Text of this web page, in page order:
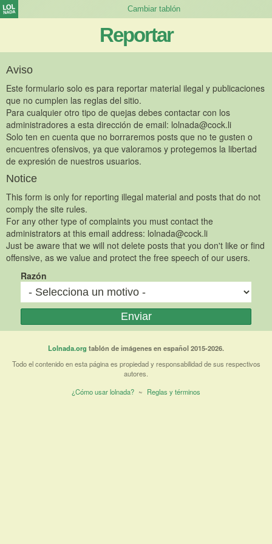
Reportar
Aviso
Este formulario solo es para reportar material ilegal y publicaciones
que no cumplen las reglas del sitio.
Para cualquier otro tipo de quejas debes contactar con los
administradores a esta dirección de email: lolnada@cock.li
Solo ten en cuenta que no borraremos posts que no te gusten o
encuentres ofensivos, ya que valoramos y protegemos la libertad
de expresión de nuestros usuarios.
Notice
This form is only for reporting illegal material and posts that do not
comply the site rules.
For any other type of complaints you must contact the
administrators at this email address: lolnada@cock.li
Just be aware that we will not delete posts that you don't like or find
offensive, as we value and protect the free speech of our users.
Razón
Lolnada.org tablón de imágenes en español 2015-2026.
Todo el contenido en esta página es propiedad y responsabilidad de sus respectivos
autores.
¿Cómo usar lolnada? ~ Reglas y términos